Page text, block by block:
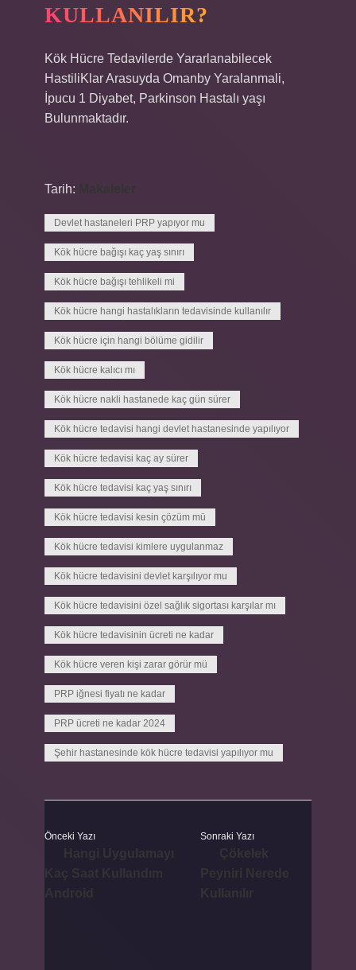
KULLANILIR?
Kök Hücre Tedavilerde Yararlanabilecek
HastiliKlar Arasuyda Omanby Yaralanmali,
İpucu 1 Diyabet, Parkinson Hastalı yaşı
Bulunmaktadır.
Tarih:
Devlet hastaneleri PRP yapıyor mu
Kök hücre bağışı kaç yaş sınırı
Kök hücre bağışı tehlikeli mi
Kök hücre hangi hastalıkların tedavisinde kullanılır
Kök hücre için hangi bölüme gidilir
Kök hücre kalıcı mı
Kök hücre nakli hastanede kaç gün sürer
Kök hücre tedavisi hangi devlet hastanesinde yapılıyor
Kök hücre tedavisi kaç ay sürer
Kök hücre tedavisi kaç yaş sınırı
Kök hücre tedavisi kesin çözüm mü
Kök hücre tedavisi kimlere uygulanmaz
Kök hücre tedavisini devlet karşılıyor mu
Kök hücre tedavisini özel sağlık sigortası karşılar mı
Kök hücre tedavisinin ücreti ne kadar
Kök hücre veren kişi zarar görür mü
PRP iğnesi fiyatı ne kadar
PRP ücreti ne kadar 2024
Şehir hastanesinde kök hücre tedavisi yapılıyor mu
Önceki Yazı Sonraki Yazı